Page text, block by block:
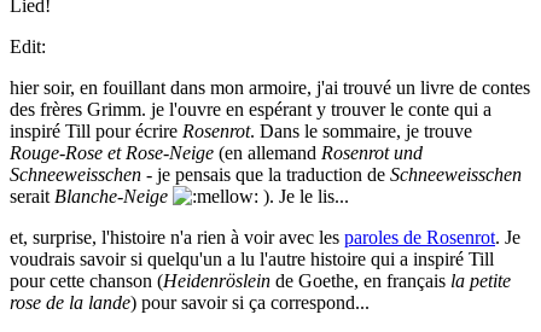
Lied!
Edit:
hier soir, en fouillant dans mon armoire, j'ai trouvé un livre de contes
des frères Grimm. je l'ouvre en espérant y trouver le conte qui a
inspiré Till pour écrire Rosenrot. Dans le sommaire, je trouve
Rouge-Rose et Rose-Neige (en allemand Rosenrot und
Schneeweisschen - je pensais que la traduction de Schneeweisschen
serait Blanche-Neige
). Je le lis...
et, surprise, l'histoire n'a rien à voir avec les paroles de Rosenrot. Je
voudrais savoir si quelqu'un a lu l'autre histoire qui a inspiré Till
pour cette chanson (Heidenröslein de Goethe, en français la petite
rose de la lande) pour savoir si ça correspond...